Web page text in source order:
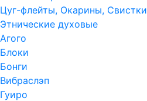
Цуг-флейты, Окарины, Свистки
Этнические духовые
Агого
Блоки
Бонги
Вибраслэп
Гуиро